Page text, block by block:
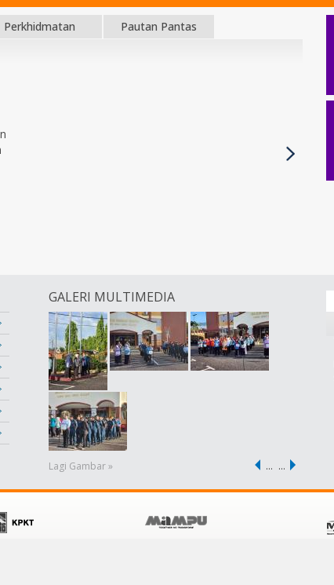
Perkhidmatan Pautan Pantas
GALERI MULTIMEDIA
Lagi Gambar » … …